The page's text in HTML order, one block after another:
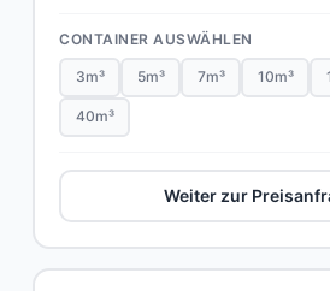
CONTAINER AUSWÄHLEN
3m³ 5m³ 7m³ 10m³
40m³
Weiter zur